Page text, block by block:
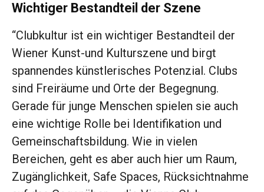
Wichtiger Bestandteil der Szene
“Clubkultur ist ein wichtiger Bestandteil der
Wiener Kunst-und Kulturszene und birgt
spannendes künstlerisches Potenzial. Clubs
sind Freiräume und Orte der Begegnung.
Gerade für junge Menschen spielen sie auch
eine wichtige Rolle bei Identifikation und
Gemeinschaftsbildung. Wie in vielen
Bereichen, geht es aber auch hier um Raum,
Zugänglichkeit, Safe Spaces, Rücksichtnahme